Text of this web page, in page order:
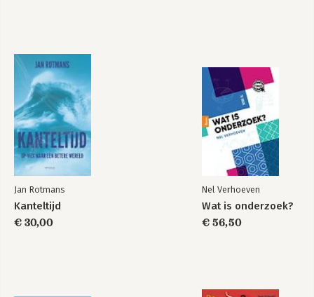
Jan Rotmans
Kanteltijd
€ 30,00
Nel Verhoeven
Wat is onderzoek?
€ 56,50